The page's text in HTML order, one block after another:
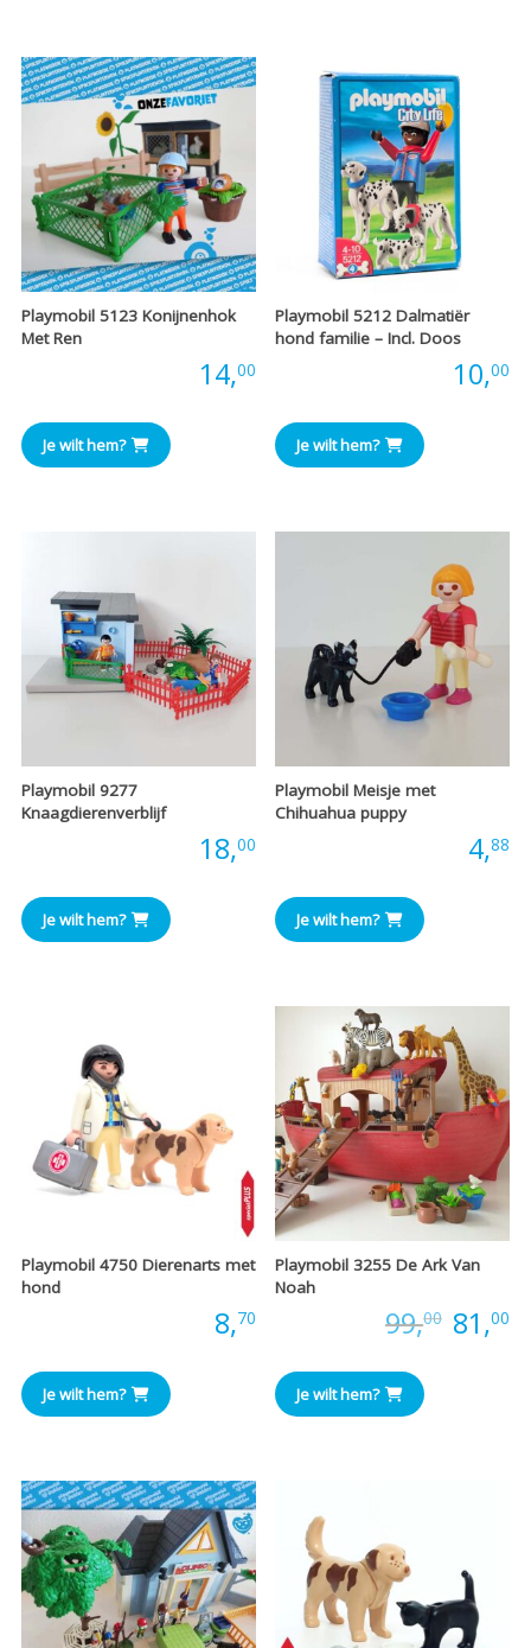
Playmobil 5123 Konijnenhok
Met Ren
14,00
Je wilt hem?
Playmobil 5212 Dalmatiër
hond familie – Incl. Doos
10,00
Je wilt hem?
Playmobil 9277
Knaagdierenverblijf
18,00
Je wilt hem?
Playmobil Meisje met
Chihuahua puppy
4,88
Je wilt hem?
Playmobil 4750 Dierenarts met
hond
8,70
Je wilt hem?
Playmobil 3255 De Ark Van
Noah
99,00 81,00
Je wilt hem?